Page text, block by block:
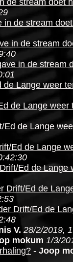
de stream doet
in de stream
in de stream
in de stream
de Lange weer
de Lange weer
Ed de Lange
Ed de Lange
Ed de Lange
Drift/Ed de
Drift/Ed de
V. 28/2/2019,
mokum 1/3/
- Joop